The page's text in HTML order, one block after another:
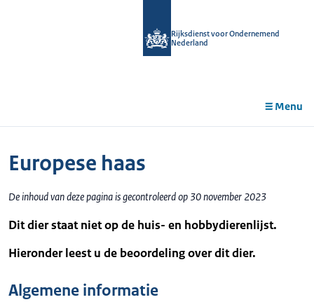
Rijksdienst voor Ondernemend
Nederland
Menu
Europese haas
De inhoud van deze pagina is gecontroleerd op 30 november 2023
Dit dier staat niet op de huis- en hobbydierenlijst.
Hieronder leest u de beoordeling over dit dier.
Algemene informatie